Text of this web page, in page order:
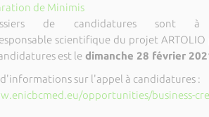
de Minimis
de candidatures sont
scientifique du projet
est ledimanche 28 février
sur l'appel à candidatures :
opportunities/business-